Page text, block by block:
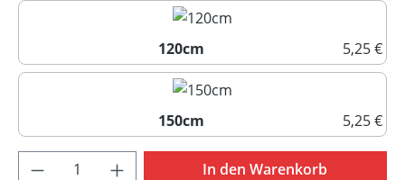
120cm
5,25 €
120cm
150cm
5,25 €
150cm
Produkt Anzahl: Gib den gewünschten
In den Warenkorb